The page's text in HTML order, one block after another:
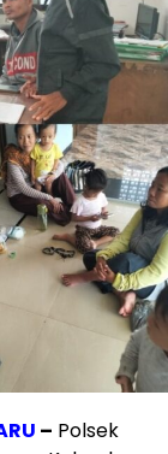
– Polsek